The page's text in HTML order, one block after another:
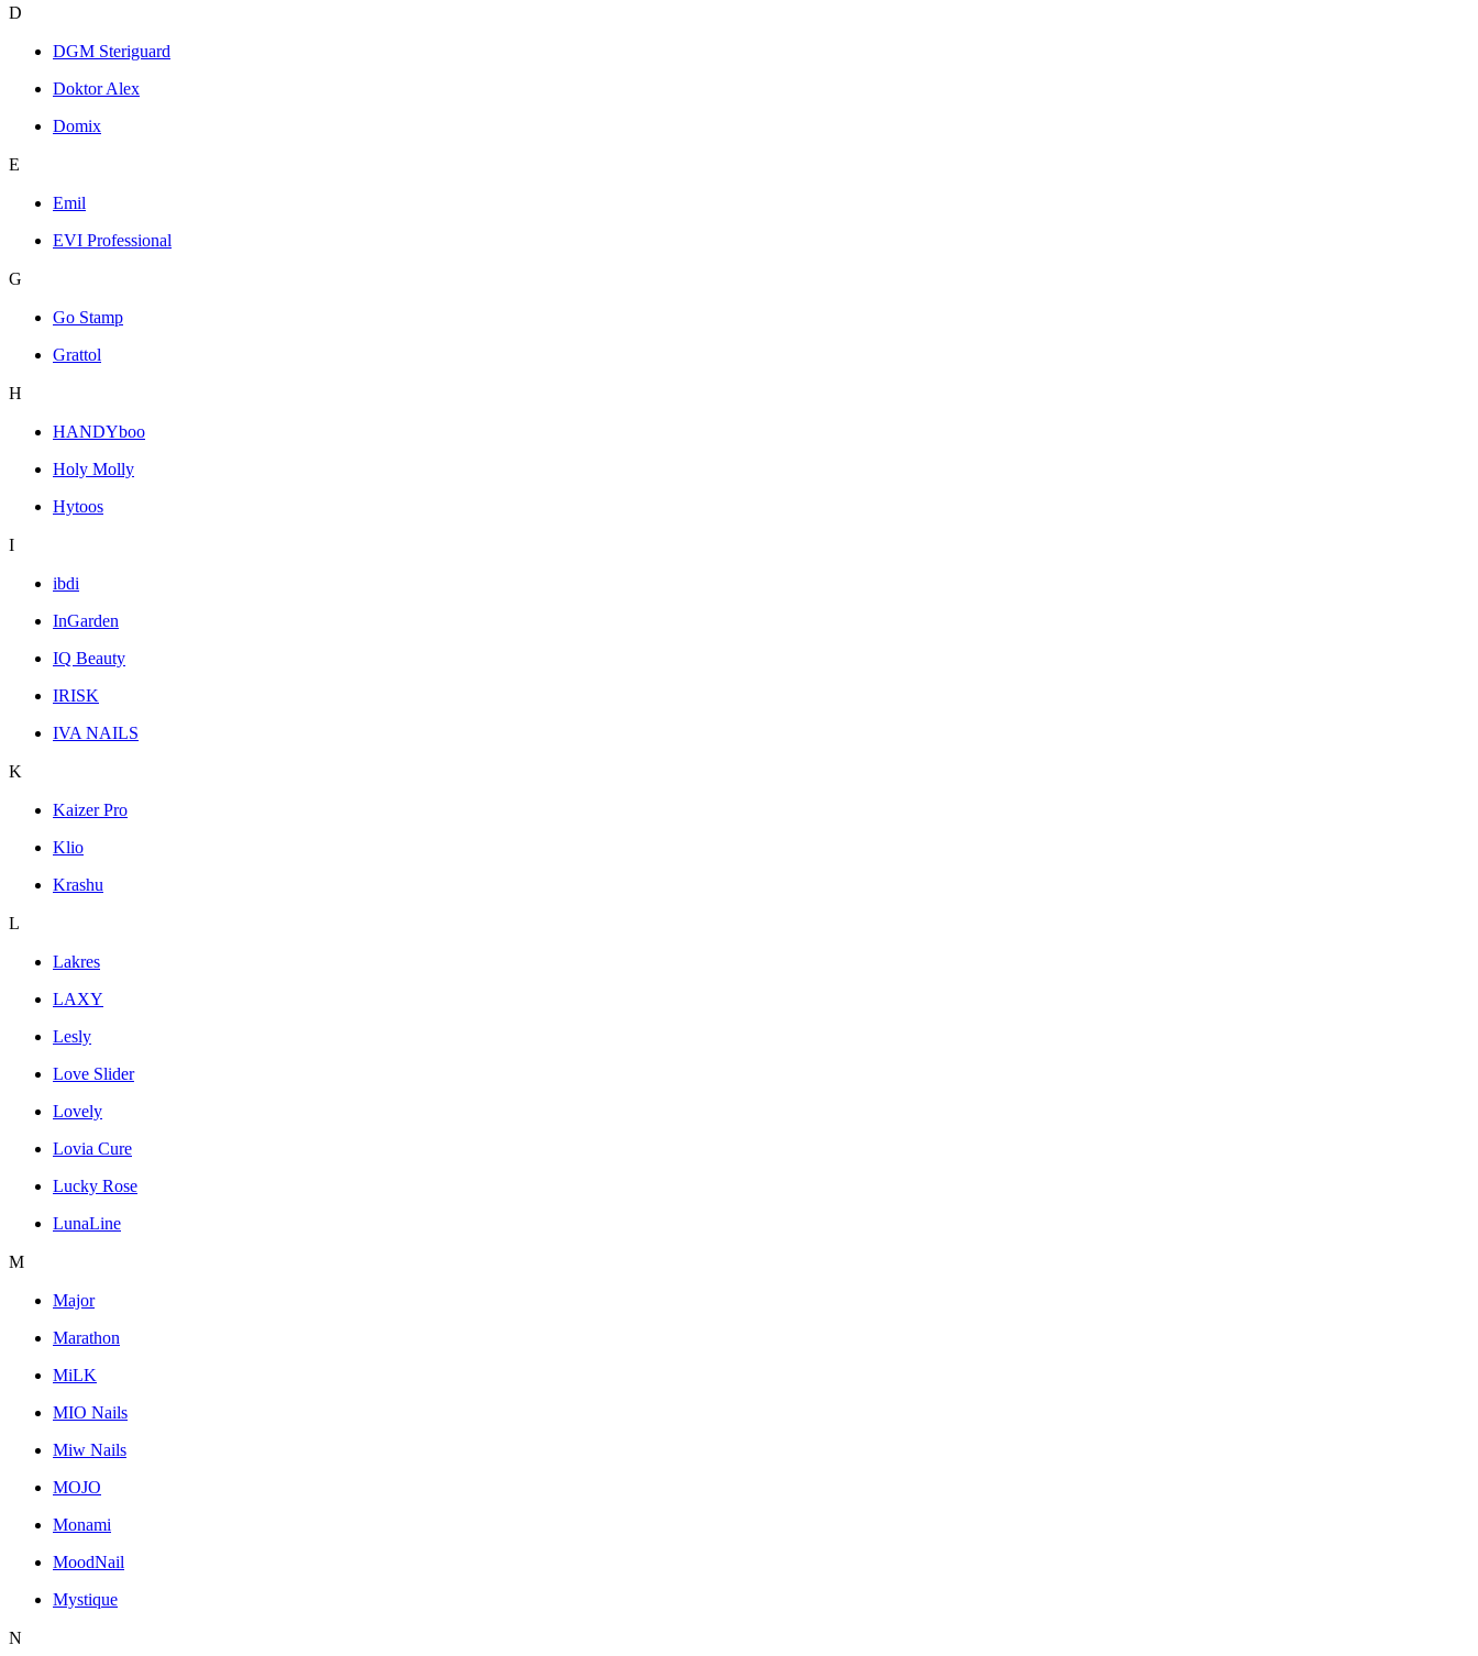
D
DGM Steriguard
Doktor Alex
Domix
E
Emil
EVI Professional
G
Go Stamp
Grattol
H
HANDYboo
Holy Molly
Hytoos
I
ibdi
InGarden
IQ Beauty
IRISK
IVA NAILS
K
Kaizer Pro
Klio
Krashu
L
Lakres
LAXY
Lesly
Love Slider
Lovely
Lovia Cure
Lucky Rose
LunaLine
M
Major
Marathon
MiLK
MIO Nails
Miw Nails
MOJO
Monami
MoodNail
Mystique
N